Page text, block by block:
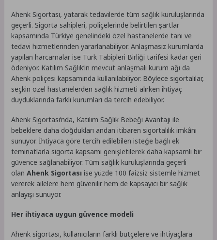
Ahenk Sigortası, yatarak tedavilerde tüm sağlık kuruluşlarında
geçerli. Sigorta sahipleri, poliçelerinde belirtilen şartlar
kapsamında Türkiye genelindeki özel hastanelerde tanı ve
tedavi hizmetlerinden yararlanabiliyor. Anlaşmasız kurumlarda
yapılan harcamalar ise Türk Tabipleri Birliği tarifesi kadar geri
ödeniyor. Katılım Sağlık’ın mevcut anlaşmalı kurum ağı da
Ahenk poliçesi kapsamında kullanılabiliyor. Böylece sigortalılar,
seçkin özel hastanelerden sağlık hizmeti alırken ihtiyaç
duyduklarında farklı kurumları da tercih edebiliyor.
Ahenk Sigortası’nda, Katılım Sağlık Bebeği Avantajı ile
bebeklere daha doğdukları andan itibaren sigortalılık imkânı
sunuyor. İhtiyaca göre tercih edilebilen isteğe bağlı ek
teminatlarla sigorta kapsamı genişletilerek daha kapsamlı bir
güvence sağlanabiliyor. Tüm sağlık kuruluşlarında geçerli
olanAhenk Sigortası ise yüzde 100 faizsiz sistemle hizmet
vererek ailelere hem güvenilir hem de kapsayıcı bir sağlık
anlayışı sunuyor.
Her ihtiyaca uygun güvence modeli
Ahenk sigortası, kullanıcıların farklı bütçelere ve ihtiyaçlara